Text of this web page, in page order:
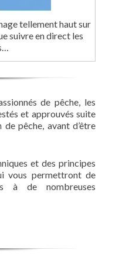
tellement haut sur
suivre en direct les
de pêche, les
et approuvés suite
pêche, avant d’être
et des principes
vous permettront de
à de nombreuses